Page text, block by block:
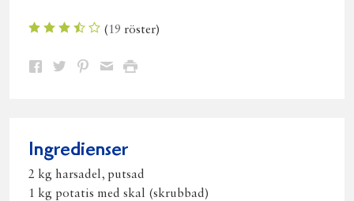
(19 röster)
Dela Dela Dela DelaSkriv
Ingredienser
2 kg harsadel, putsad
1 kg potatis med skal (skrubbad)